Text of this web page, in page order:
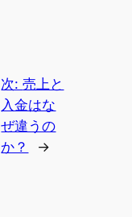
次:売上と
入金はな
ぜ違うの
か？
→